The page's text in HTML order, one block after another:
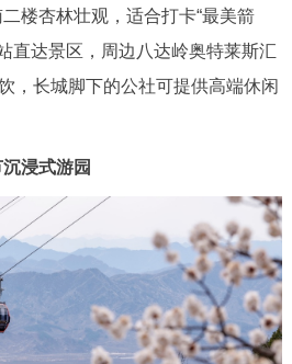
楼杏林壮观，适合打卡“最美箭
直达景区，周边八达岭奥特莱斯汇
，长城脚下的公社可提供高端休闲
浸式游园